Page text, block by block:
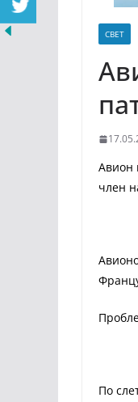
СВЕТ
Авион
член
По